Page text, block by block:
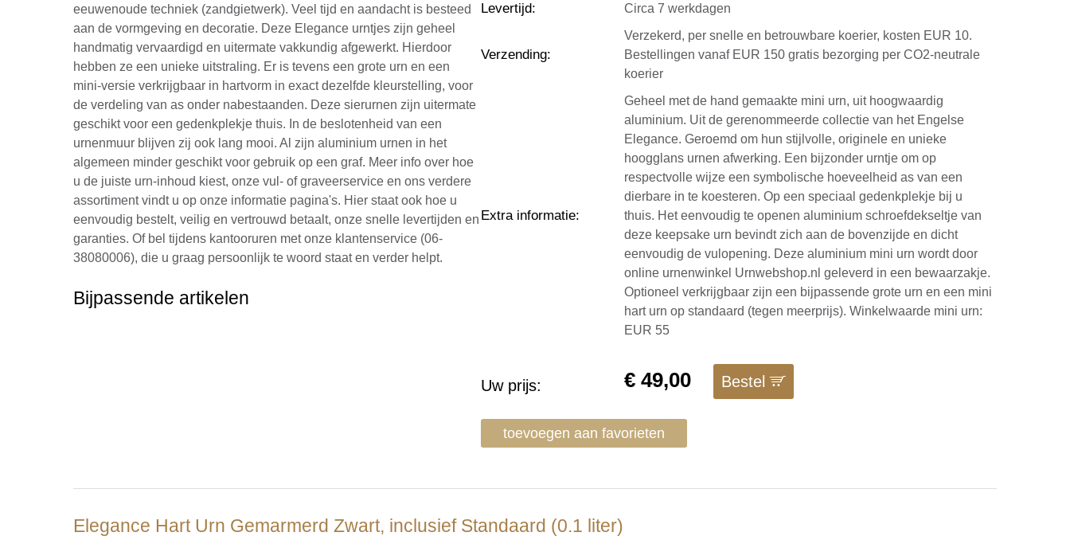
Levertijd: Circa 7 werkdagen
Verzending:
Verzekerd, per snelle en betrouwbare koerier, kosten EUR 10.
Bestellingen vanaf EUR 150 gratis bezorging per CO2-neutrale
koerier
Extra informatie:
Geheel met de hand gemaakte mini urn, uit hoogwaardig
aluminium. Uit de gerenommeerde collectie van het Engelse
Elegance. Geroemd om hun stijlvolle, originele en unieke
hoogglans urnen afwerking. Een bijzonder urntje om op
respectvolle wijze een symbolische hoeveelheid as van een
dierbare in te koesteren. Op een speciaal gedenkplekje bij u
thuis. Het eenvoudig te openen aluminium schroefdekseltje van
deze keepsake urn bevindt zich aan de bovenzijde en dicht
eenvoudig de vulopening. Deze aluminium mini urn wordt door
online urnenwinkel Urnwebshop.nl geleverd in een bewaarzakje.
Optioneel verkrijgbaar zijn een bijpassende grote urn en een mini
hart urn op standaard (tegen meerprijs). Winkelwaarde mini urn:
EUR 55
Uw prijs: €49,00 Bestel
toevoegen aan favorieten
eeuwenoude techniek (zandgietwerk). Veel tijd en aandacht is besteed
aan de vormgeving en decoratie. Deze Elegance urntjes zijn geheel
handmatig vervaardigd en uitermate vakkundig afgewerkt. Hierdoor
hebben ze een unieke uitstraling. Er is tevens een grote urn en een
mini-versie verkrijgbaar in hartvorm in exact dezelfde kleurstelling, voor
de verdeling van as onder nabestaanden. Deze sierurnen zijn uitermate
geschikt voor een gedenkplekje thuis. In de beslotenheid van een
urnenmuur blijven zij ook lang mooi. Al zijn aluminium urnen in het
algemeen minder geschikt voor gebruik op een graf. Meer info over hoe
u de juiste urn-inhoud kiest, onze vul- of graveerservice en ons verdere
assortiment vindt u op onze informatie pagina's. Hier staat ook hoe u
eenvoudig bestelt, veilig en vertrouwd betaalt, onze snelle levertijden en
garanties. Of bel tijdens kantooruren met onze klantenservice (06-
38080006), die u graag persoonlijk te woord staat en verder helpt.
Bijpassende artikelen
Elegance Hart Urn Gemarmerd Zwart, inclusief Standaard (0.1 liter)